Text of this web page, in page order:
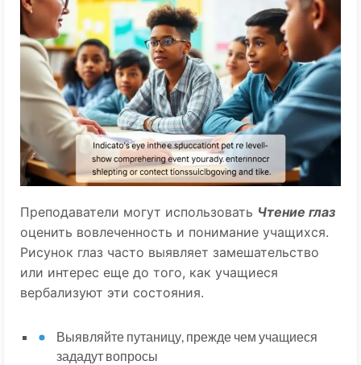
Преподаватели могут использовать Чтение глаз
оценить вовлеченность и понимание учащихся.
Рисунок глаз часто выявляет замешательство
или интерес еще до того, как учащиеся
вербализуют эти состояния.
Выявляйте путаницу, прежде чем учащиеся
зададут вопросы